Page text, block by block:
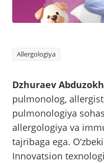
Allergologiya
Dzhuraev
pulmonolog,
pulmonologiya
allergologiya va
tajribaga ega.
Innovatsion